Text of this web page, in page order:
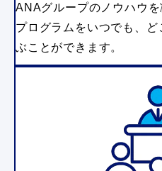
ANAグループのノウハウ
プログラムをいつでも、
ぶことができます。